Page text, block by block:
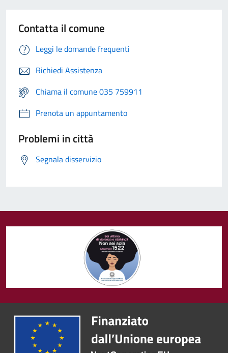
Contatta il comune
Leggi le domande frequenti
Richiedi Assistenza
Chiama il comune 035 759911
Prenota un appuntamento
Problemi in città
Segnala disservizio